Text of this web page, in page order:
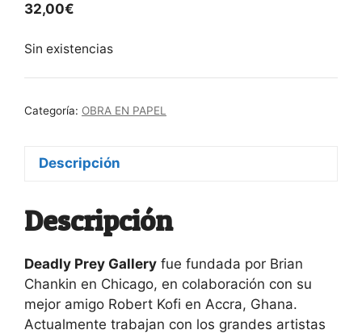
32,00€
Sin existencias
Categoría: OBRA EN PAPEL
Descripción
Descripción
Deadly Prey Gallery fue fundada por Brian
Chankin en Chicago, en colaboración con su
mejor amigo Robert Kofi en Accra, Ghana.
Actualmente trabajan con los grandes artistas